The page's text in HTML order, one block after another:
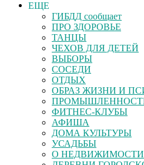
ЕЩЕ
ГИБДД сообщает
ПРО ЗДОРОВЬЕ
ТАНЦЫ
ЧЕХОВ ДЛЯ ДЕТЕЙ
ВЫБОРЫ
СОСЕДИ
ОТДЫХ
ОБРАЗ ЖИЗНИ И
ФИТНЕС-КЛУБЫ
АФИША
ДОМА КУЛЬТУРЫ
УСАДЬБЫ
О НЕДВИЖИМОСТИ